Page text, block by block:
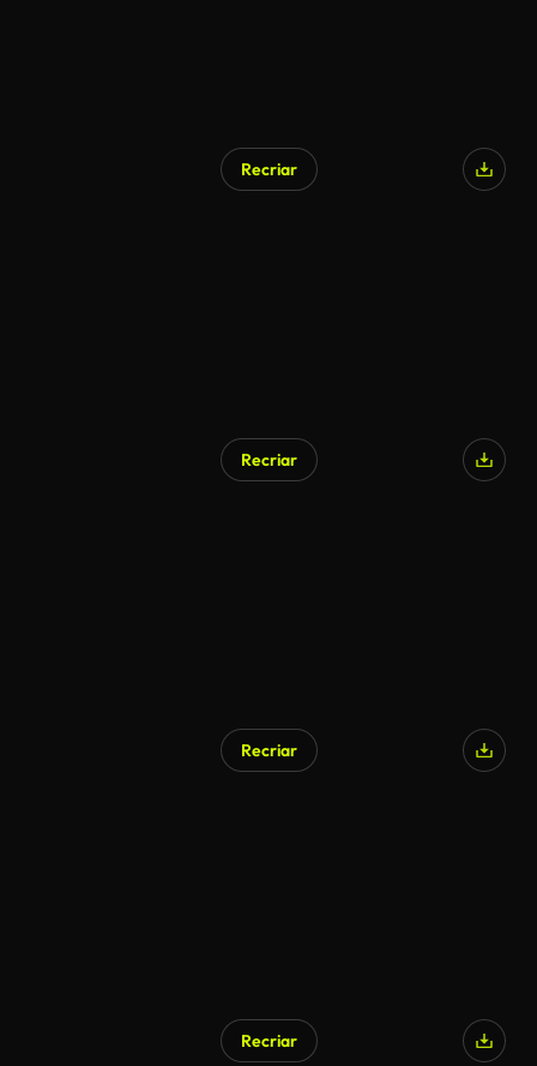
Recriar
Recriar
Recriar
Recriar